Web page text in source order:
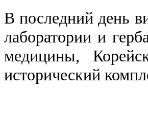
В последний день
лаборатории и
медицины,
исторический